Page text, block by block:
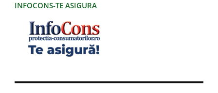
INFOCONS-TE ASIGURA